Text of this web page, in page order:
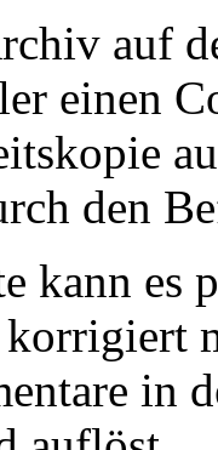
auf
einen
den
kann es
korrigiert
in